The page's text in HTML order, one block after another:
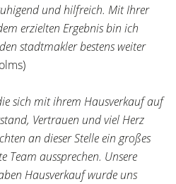
und hilfreich. Mit Ihrer
erzielten Ergebnis bin ich
stadtmakler bestens weiter
sich mit ihrem Hausverkauf auf
Vertrauen und viel Herz
an dieser Stelle ein großes
Team aussprechen. Unsere
Hausverkauf wurde uns